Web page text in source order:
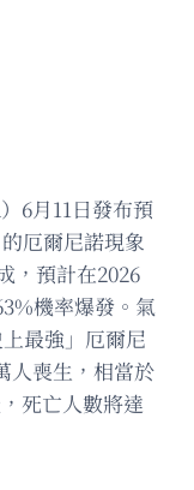
6月11日發布預
厄爾尼諾現象
，預計在2026
機率爆發。氣
最強」厄爾尼
人喪生，相當於
死亡人數將達